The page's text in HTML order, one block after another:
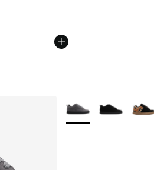
Weitere Farben